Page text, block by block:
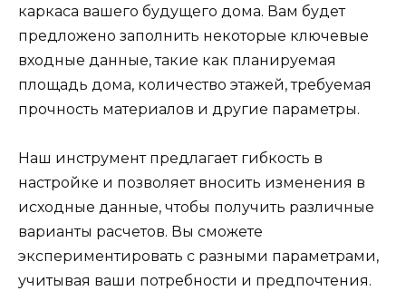
каркаса вашего будущего дома. Вам будет
предложено заполнить некоторые ключевые
входные данные, такие как планируемая
площадь дома, количество этажей, требуемая
прочность материалов и другие параметры.
Наш инструмент предлагает гибкость в
настройке и позволяет вносить изменения в
исходные данные, чтобы получить различные
варианты расчетов. Вы сможете
экспериментировать с разными параметрами,
учитывая ваши потребности и предпочтения.